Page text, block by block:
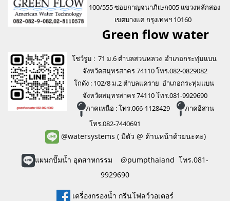
100/555 ซอยกาญจนาภิเษก005 แขวงหลักสอง
เขตบางแค กรุงเทพฯ 10160
Green flow water
โชว์รูม : 71 ม.6 ตำบลสวนหลวง อำเภอกระทุ่มแบน
จังหวัดสมุทรสาคร 74110 โทร.082-0829082
โกดัง : 102/8 ม.2 ตำบลแคราย อำเภอกระทุ่มแบน
จังหวัดสมุทรสาคร 74110 โทร.081-9929690
ภาคเหนือ : โทร.066-1128429
ภาคอีสาน
โทร.082-7440691
@watersystems ( มีตัว @ ด้านหน้าด้วยนะคะ)
แผนกปั๊มน้ำ อุตสาหกรรม @pumpthaiand โทร.081-
9929690
เครื่องกรองน้ำ กรีนโฟลว์วอเตอร์